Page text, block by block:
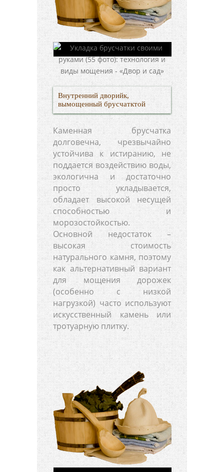
Внутренний дворийк,
вымощенный брусчатктой
Каменная брусчатка
долговечна, чрезвычайно
устойчива к истиранию, не
поддается воздействию воды,
экологична и достаточно
просто укладывается,
обладает высокой несущей
способностью и
морозостойкостью.
Основной недостаток –
высокая стоимость
натурального камня, поэтому
как альтернативный вариант
для мощения дорожек
(особенно с низкой
нагрузкой) часто используют
искусственный камень или
тротуарную плитку.